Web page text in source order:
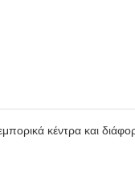
κέντρα και